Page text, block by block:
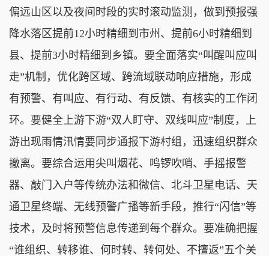
偏远山区以及夜间时段的实时滚动监测，做到预报强
降水落区提前12小时精细到市州、提前6小时精细到
县、提前3小时精细到乡镇。要全面落实“叫醒叫应叫
走”机制，优化跨区域、跨流域联动响应措施，形成
有预警、有叫应、有行动、有反馈、有核实的工作闭
环。要健全上游下游“双人盯守、双线叫应”制度，上
游出现雨情汛情要同步通报下游村组，迅速组织群众
撤离。要综合运用尖叫烟花、鸣锣吹哨、手摇报警
器、敲门入户等传统办法和微信、北斗卫星电话、天
通卫星终端、无线预警广播等新手段，推行“闪信”等
技术，及时将预警信息传递到每个群众。要准确把握
“谁组织、转移谁、何时转、转何处、不擅返”五个关